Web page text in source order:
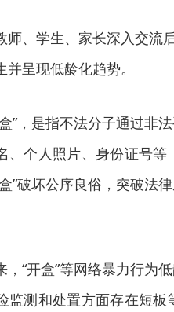
、学生、家长深入交流后
呈现低龄化趋势。
，是指不法分子通过非
、个人照片、身份证号
”破坏公序良俗，突破法
开盒”等网络暴力行为低
监测和处置方面存在短